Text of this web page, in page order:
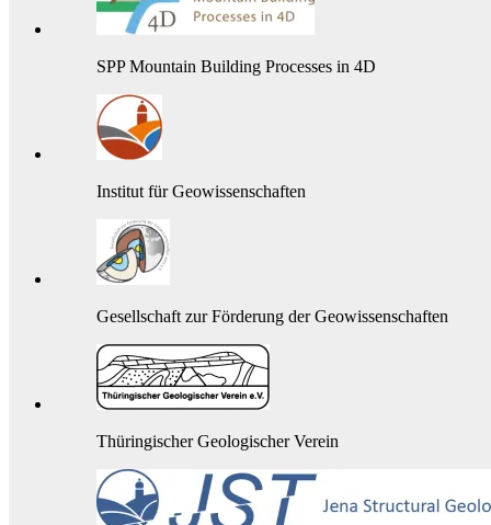
SPP Mountain Building Processes in 4D
Institut für Geowissenschaften
Gesellschaft zur Förderung der Geowissenschaften
Thüringischer Geologischer Verein